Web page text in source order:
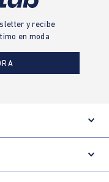
y recibe
en moda